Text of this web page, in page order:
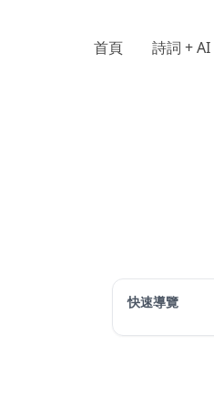
首頁 詩詞 + AI
快速導覽